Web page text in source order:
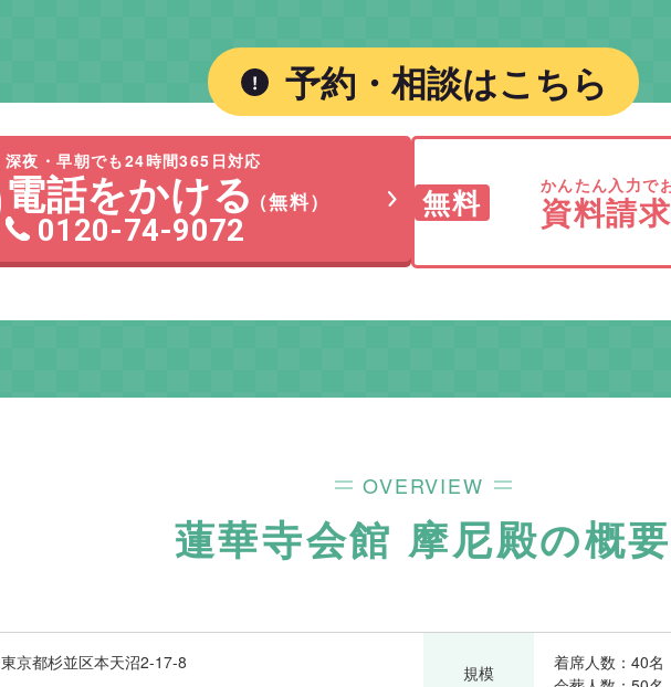
予約・相談はこちら
深夜・早朝でも24時間365日対応
電話をかける （無料）
0120-74-9072
無料 かんたん入力で
資料請
OVERVIEW
蓮華寺会館 摩尼殿の概
東京都杉並区本天沼2-17-8 規模
着席人数：40名